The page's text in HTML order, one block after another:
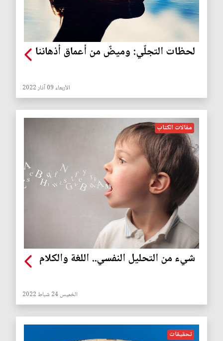
لحظات التجلّي: وميضٌ من أعماق أذهاننا
الأربعاء 09 آذار 2022
مقالات الكتاب
شيء من التحليل النفسي.. اللغة والكلام
الخميس 24 شباط 2022
تحقيقات